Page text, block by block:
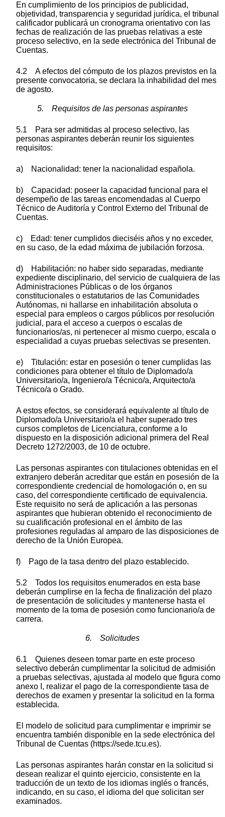
En cumplimiento de los principios de publicidad,
objetividad, transparencia y seguridad jurídica, el tribunal
calificador publicará un cronograma orientativo con las
fechas de realización de las pruebas relativas a este
proceso selectivo, en la sede electrónica del Tribunal de
Cuentas.
4.2 A efectos del cómputo de los plazos previstos en la
presente convocatoria, se declara la inhabilidad del mes
de agosto.
5. Requisitos de las personas aspirantes
5.1 Para ser admitidas al proceso selectivo, las
personas aspirantes deberán reunir los siguientes
requisitos:
a) Nacionalidad: tener la nacionalidad española.
b) Capacidad: poseer la capacidad funcional para el
desempeño de las tareas encomendadas al Cuerpo
Técnico de Auditoría y Control Externo del Tribunal de
Cuentas.
c) Edad: tener cumplidos dieciséis años y no exceder,
en su caso, de la edad máxima de jubilación forzosa.
d) Habilitación: no haber sido separadas, mediante
expediente disciplinario, del servicio de cualquiera de las
Administraciones Públicas o de los órganos
constitucionales o estatutarios de las Comunidades
Autónomas, ni hallarse en inhabilitación absoluta o
especial para empleos o cargos públicos por resolución
judicial, para el acceso a cuerpos o escalas de
funcionarios/as, ni pertenecer al mismo cuerpo, escala o
especialidad a cuyas pruebas selectivas se presenten.
e) Titulación: estar en posesión o tener cumplidas las
condiciones para obtener el título de Diplomado/a
Universitario/a, Ingeniero/a Técnico/a, Arquitecto/a
Técnico/a o Grado.
A estos efectos, se considerará equivalente al título de
Diplomado/a Universitario/a el haber superado tres
cursos completos de Licenciatura, conforme a lo
dispuesto en la disposición adicional primera del Real
Decreto 1272/2003, de 10 de octubre.
Las personas aspirantes con titulaciones obtenidas en el
extranjero deberán acreditar que están en posesión de la
correspondiente credencial de homologación o, en su
caso, del correspondiente certificado de equivalencia.
Este requisito no será de aplicación a las personas
aspirantes que hubieran obtenido el reconocimiento de
su cualificación profesional en el ámbito de las
profesiones reguladas al amparo de las disposiciones de
derecho de la Unión Europea.
f) Pago de la tasa dentro del plazo establecido.
5.2 Todos los requisitos enumerados en esta base
deberán cumplirse en la fecha de finalización del plazo
de presentación de solicitudes y mantenerse hasta el
momento de la toma de posesión como funcionario/a de
carrera.
6. Solicitudes
6.1 Quienes deseen tomar parte en este proceso
selectivo deberán cumplimentar la solicitud de admisión
a pruebas selectivas, ajustada al modelo que figura como
anexo I, realizar el pago de la correspondiente tasa de
derechos de examen y presentar la solicitud en la forma
establecida.
El modelo de solicitud para cumplimentar e imprimir se
encuentra también disponible en la sede electrónica del
Tribunal de Cuentas (https://sede.tcu.es).
Las personas aspirantes harán constar en la solicitud si
desean realizar el quinto ejercicio, consistente en la
traducción de un texto de los idiomas inglés o francés,
indicando, en su caso, el idioma del que solicitan ser
examinados.